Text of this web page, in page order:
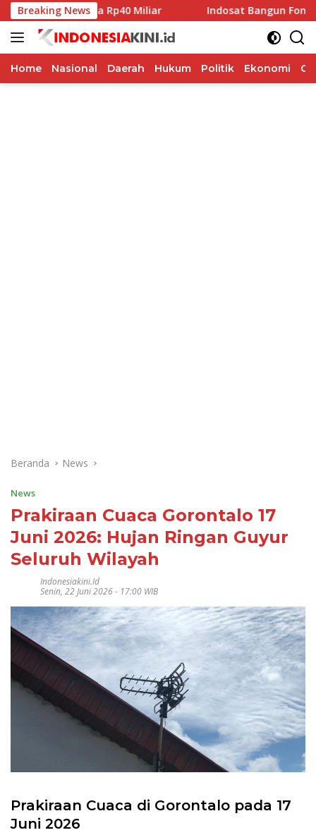
Langsung
ke
konten
Breaking News
Pilkada Rp40 Miliar Indosat Bangun Fondasi
Home Nasional Daerah Hukum Politik Ekonomi
Beranda News
News
Prakiraan Cuaca Gorontalo 17
Juni 2026: Hujan Ringan Guyur
Seluruh Wilayah
Indonesiakini.id
Senin, 22 Juni 2026 - 17:00 WIB
Prakiraan Cuaca di Gorontalo pada 17
Juni 2026